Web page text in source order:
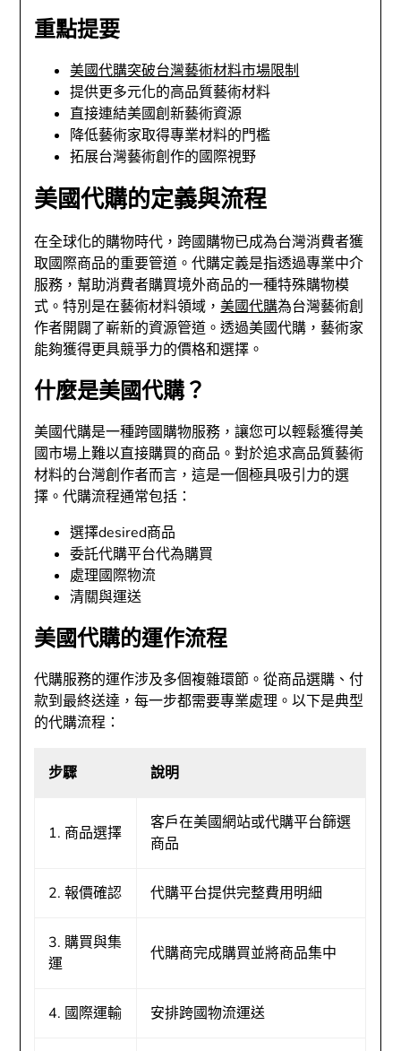
重點提要
美國代購突破台灣藝術材料市場限制
提供更多元化的高品質藝術材料
直接連結美國創新藝術資源
降低藝術家取得專業材料的門檻
拓展台灣藝術創作的國際視野
美國代購的定義與流程
在全球化的購物時代，跨國購物已成為台灣消費者獲
取國際商品的重要管道。代購定義是指透過專業中介
服務，幫助消費者購買境外商品的一種特殊購物模
式。特別是在藝術材料領域，美國代購為台灣藝術創
作者開闢了嶄新的資源管道。透過美國代購，藝術家
能夠獲得更具競爭力的價格和選擇。
什麼是美國代購？
美國代購是一種跨國購物服務，讓您可以輕鬆獲得美
國市場上難以直接購買的商品。對於追求高品質藝術
材料的台灣創作者而言，這是一個極具吸引力的選
擇。代購流程通常包括：
選擇desired商品
委託代購平台代為購買
處理國際物流
清關與運送
美國代購的運作流程
代購服務的運作涉及多個複雜環節。從商品選購、付
款到最終送達，每一步都需要專業處理。以下是典型
的代購流程：
步驟 說明
1. 商品選擇
客戶在美國網站或代購平台篩選
商品
2. 報價確認 代購平台提供完整費用明細
3. 購買與集
運
代購商完成購買並將商品集中
4. 國際運輸 安排跨國物流運送